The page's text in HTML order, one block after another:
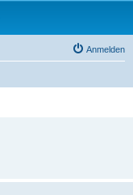
Anmelden